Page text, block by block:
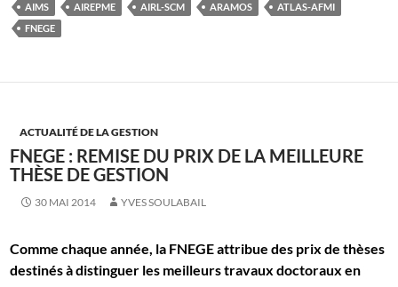
AIMS
AIREPME AIRL-SCM ARAMOS
ATLAS-AFMI
FNEGE
ACTUALITÉ DE LA GESTION
FNEGE : REMISE DU PRIX DE LA MEILLEURE
THÈSE DE GESTION
30 MAI 2014 YVES SOULABAIL
Comme chaque année, la FNEGE attribue des prix de thèses
destinés à distinguer les meilleurs travaux doctoraux en